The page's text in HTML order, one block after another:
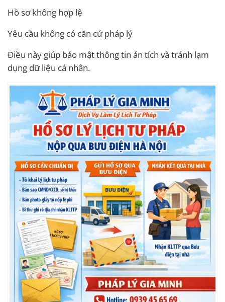
Hồ sơ không hợp lệ
Yêu cầu không có căn cứ pháp lý
Điều này giúp bảo mật thông tin án tích và tránh lạm
dụng dữ liệu cá nhân.